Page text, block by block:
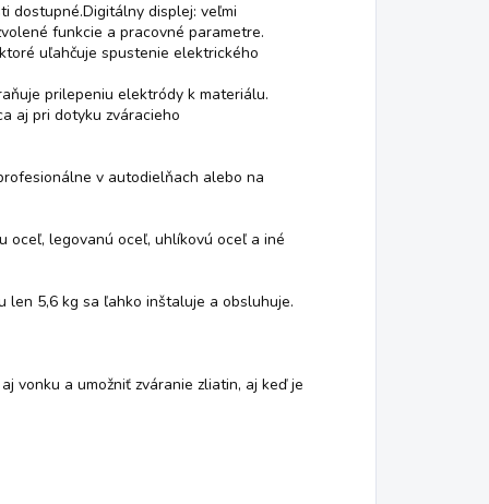
dostupné.Digitálny displej: veľmi
funkcie a pracovné parametre.
uľahčuje spustenie elektrického
prilepeniu elektródy k materiálu.
aj pri dotyku zváracieho
v autodielňach alebo na
oceľ, legovanú oceľ, uhlíkovú oceľ a iné
len 5,6 kg sa ľahko inštaluje a obsluhuje.
vonku a umožniť zváranie zliatin, aj keď je